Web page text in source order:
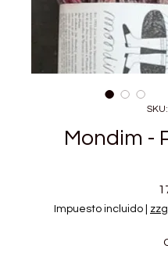
Mondim -
Impuesto incluido